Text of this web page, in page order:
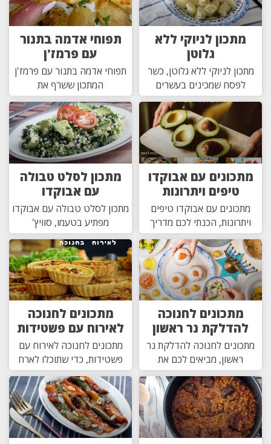
מתכון לניוקי ללא
גלוטן
מתכון לניוקי ללא גלוטן, כשר
לפסח שמכינים בעשרים
תפוחי אדמה בתנור
עם פרמז'ן
תפוחי אדמה בתנור עם פרמז'ן
המתכון ששרף את
מתכונים עם אבוקדו
טיפים ויתרונות
מתכונים עם אבוקדו טיפים
ויתרונות, הכנתי לכם מדריך
מתכון לסלט טבולה
עם אבוקדו
מתכון לסלט טבולה עם אבוקדו
מפתיע בטעמו, סוויץ'
מתכונים לחנוכה
להדלקת נר ראשון
מתכונים לחנוכה להדלקת נר
ראשון, מביאים לכם את
מתכונים לחנוכה
לאירוח עם פשטידות
מתכונים לחנוכה לאירוח עם
פשטידות, כדי שתוכלו לארח